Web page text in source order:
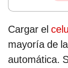
Cargar el
mayoría de
automática.